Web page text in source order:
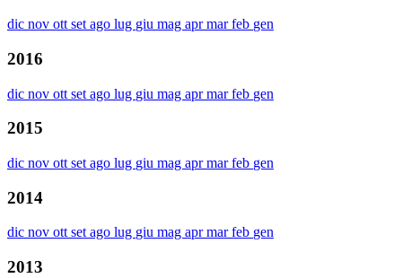
dic nov ott set ago lug giu mag aprmarfeb gen
2016
dic nov ott set ago lug giu mag aprmarfeb gen
2015
dic nov ott set ago lug giu mag aprmarfeb gen
2014
dic nov ottsetago lug giu mag aprmarfeb gen
2013